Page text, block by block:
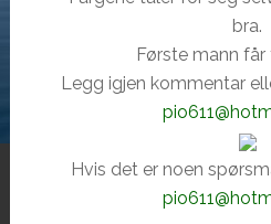
bra.
Første mann får
Legg igjen kommentar
Hvis det er noen